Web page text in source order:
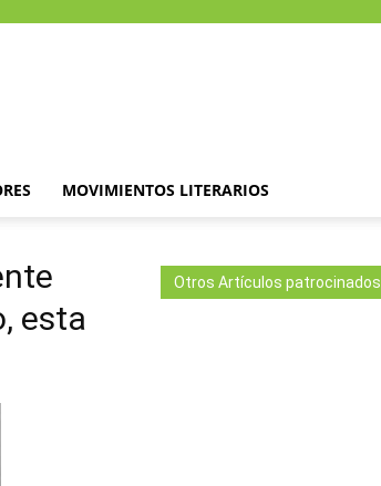
MOVIMIENTOS LITERARIOS
esta
Otros Artículos patrocinados